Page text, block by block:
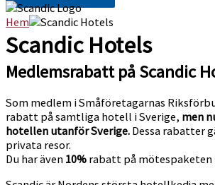
Hem
Scandic Hotels
Scandic Hotels
Medlemsrabatt på Scandic
Som medlem i Småföretagarnas
rabatt på samtliga hotell i Sverige, men
hotellen utanför Sverige. Dessa rabatter
privata resor.
Du har även 10% rabatt på mötespaketen